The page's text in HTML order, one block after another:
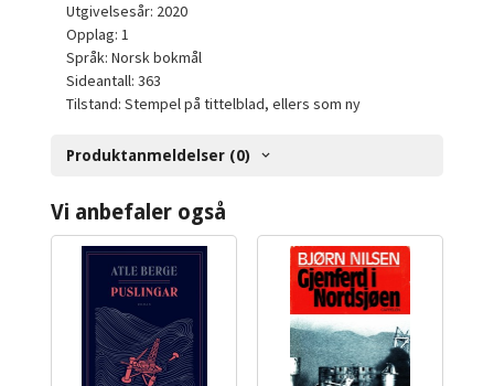
Utgivelsesår: 2020
Opplag: 1
Språk: Norsk bokmål
Sideantall: 363
Tilstand: Stempel på tittelblad, ellers som ny
Produktanmeldelser (0)
Vi anbefaler også